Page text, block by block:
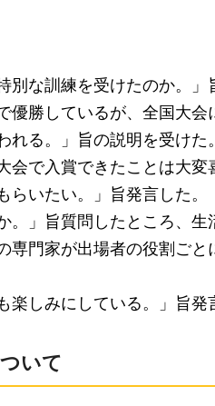
別な訓練を受けたのか。
優勝しているが、全国大
る。」旨の説明を受けた。
会で入賞できたことは大
いたい。」旨発言した。
。」旨質問したところ、
専門家が出場者の役割ご
しみにしている。」旨発
いて